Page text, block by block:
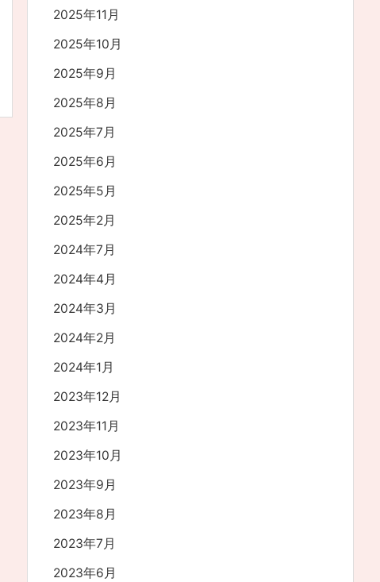
2025年11月
2025年10月
2025年9月
2025年8月
2025年7月
2025年6月
2025年5月
2025年2月
2024年7月
2024年4月
2024年3月
2024年2月
2024年1月
2023年12月
2023年11月
2023年10月
2023年9月
2023年8月
2023年7月
2023年6月